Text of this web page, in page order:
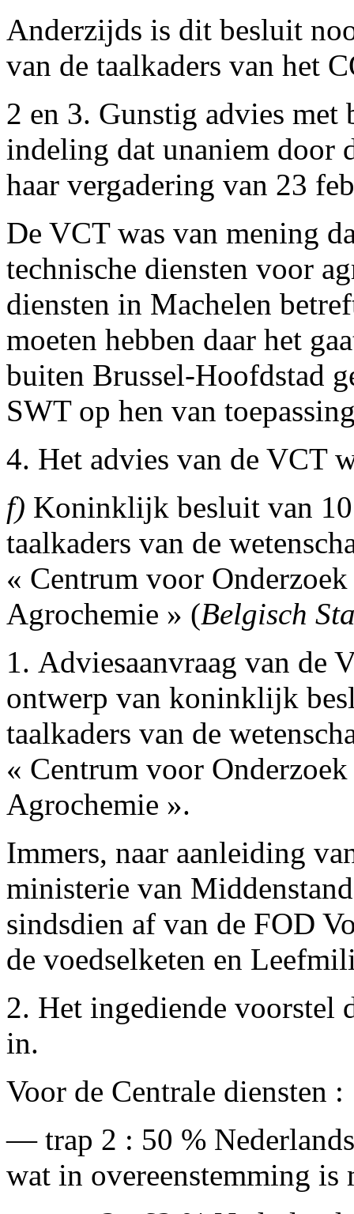
Anderzijds is dit besluit
van de taalkaders van het
2 en 3. Gunstig advies
indeling dat unaniem door
haar vergadering van 23
De VCT was van mening
technische diensten voor
diensten in Machelen
moeten hebben daar het
buiten Brussel-Hoofdstad
SWT op hen van
4. Het advies van de VCT
f) Koninklijk besluit van
taalkaders van de
« Centrum voor
Agrochemie » (Belgisch
1. Adviesaanvraag van de
ontwerp van koninklijk
taalkaders van de
« Centrum voor
Agrochemie ».
Immers, naar aanleiding
ministerie van
sindsdien af van de FOD
de voedselketen en
2. Het ingediende voorstel
in.
Voor de Centrale diensten :
— trap 2 : 50 %
wat in overeenstemming is